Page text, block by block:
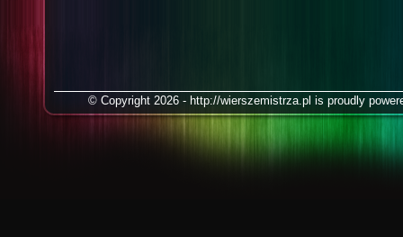
© Copyright 2026 - http://wierszemistrza.pl is proudly